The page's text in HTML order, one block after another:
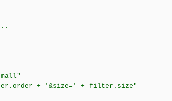
+ '&size=' + filter.size"